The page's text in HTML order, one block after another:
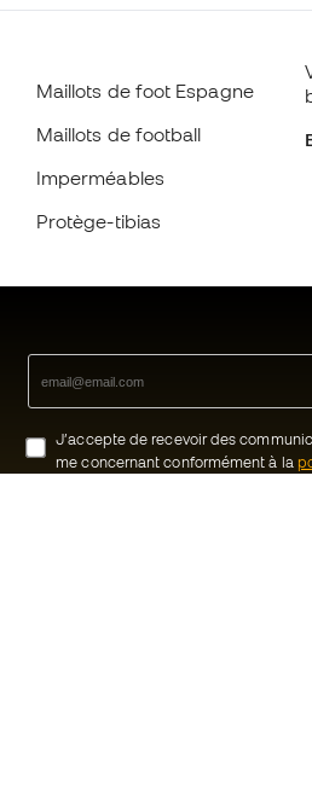
Maillots de foot Espagne
Maillots de football
Imperméables
Protège-tibias
J’accepte de recevoir des
me concernant conformément à la